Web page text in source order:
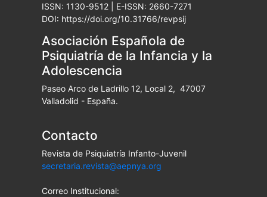
ISSN: 1130-9512 | E-ISSN: 2660-7271
DOI: https://doi.org/10.31766/revpsij
Asociación Española de
Psiquiatría de la Infancia y la
Adolescencia
Paseo Arco de Ladrillo 12, Local 2, 47007
Valladolid - España.
Contacto
Revista de Psiquiatría Infanto-Juvenil
secretaria.revista@aepnya.org
Correo Institucional: